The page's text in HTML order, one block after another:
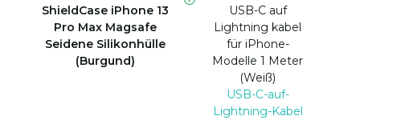
ShieldCase iPhone 13
Pro Max Magsafe
Seidene Silikonhülle
(Burgund)
USB-C auf
Lightning kabel
für iPhone-
Modelle 1 Meter
(Weiß)
USB-C-auf-
Lightning-Kabel